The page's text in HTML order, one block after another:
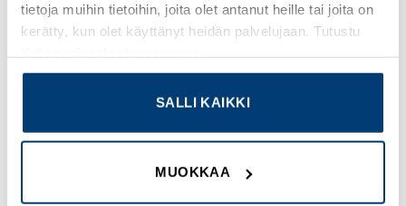
tietoja muihin tietoihin, joita olet antanut heille tai joita on
kerätty, kun olet käyttänyt heidän palvelujaan. Tutustu
SALLI KAIKKI
MUOKKAA
MARK JANCE
CTO / DEVELOPER